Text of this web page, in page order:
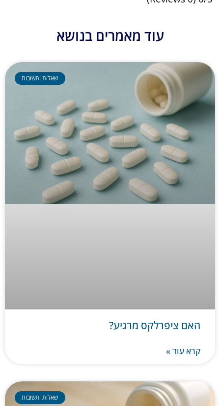
עוד מאמרים בנושא
שאלות ותשובות
האם ציפרלקס מרגיע?
קרא עוד »
שאלות ותשובות